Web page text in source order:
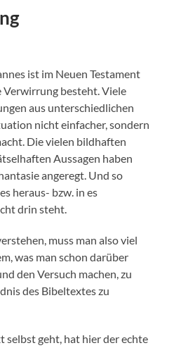
ist im Neuen Testament
Verwirrung besteht. Viele
aus unterschiedlichen
nicht einfacher, sondern
Die vielen bildhaften
Aussagen haben
angeregt. Und so
heraus- bzw. in es
drin steht.
muss man also viel
was man schon darüber
den Versuch machen, zu
des Bibeltextes zu
selbst geht, hat hier der echte